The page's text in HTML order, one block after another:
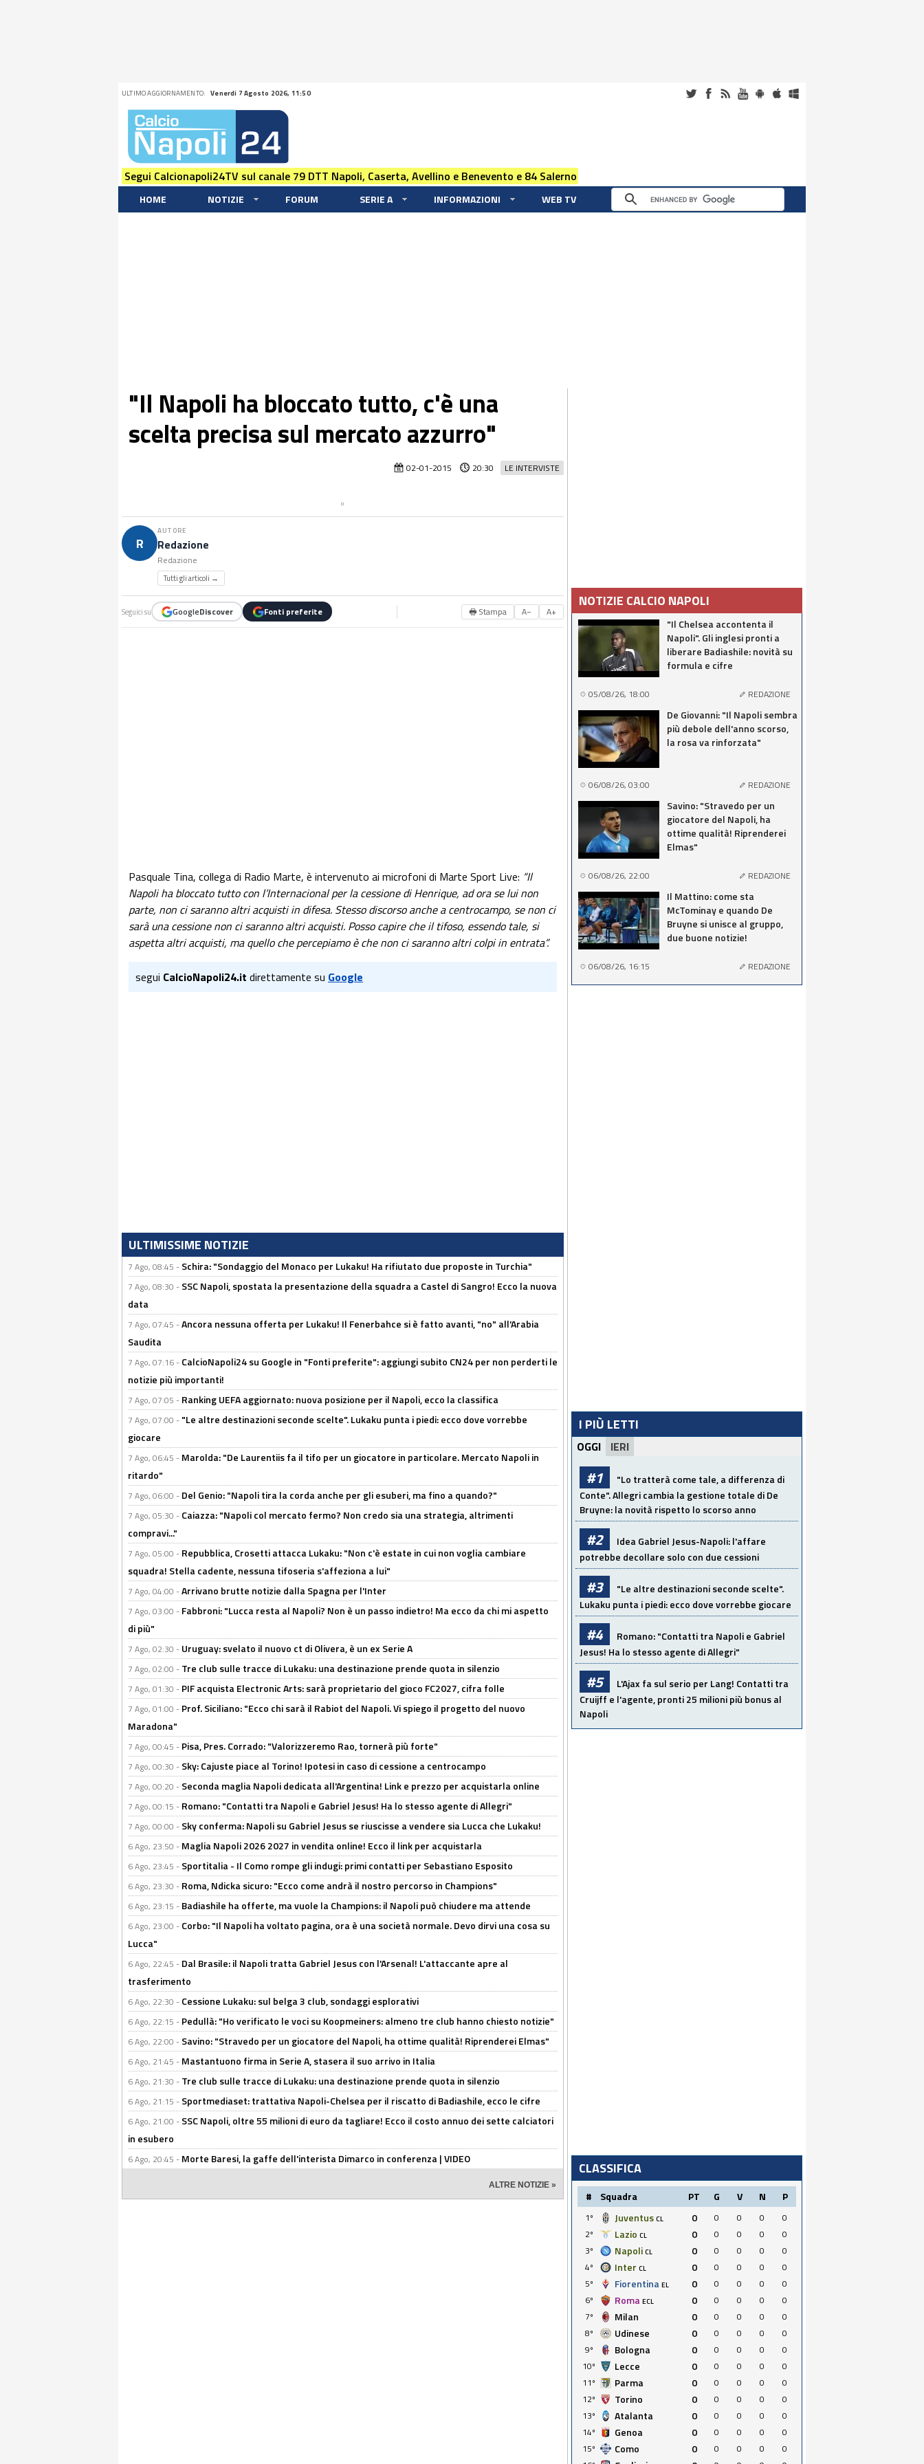
ULTIMO AGGIORNAMENTO: Venerdi 7 Agosto 2026, 11:50
Segui Calcionapoli24TV sul canale 79 DTT Napoli, Caserta, Avellino e Benevento e 84 Salerno
HOME NOTIZIE FORUM SERIE A INFORMAZIONI WEB TV
"Il Napoli ha bloccato tutto, c'è una
scelta precisa sul mercato azzurro"
LE INTERVISTE
02-01-2015 20:30
R
AUTORE
Redazione
Redazione
Tutti gli articoli →
Seguici su GoogleDiscover Fonti preferite 🖶 Stampa A− A+
Pasquale Tina, collega di Radio Marte, è intervenuto ai microfoni di Marte Sport Live: “Il
Napoli ha bloccato tutto con l’Internacional per la cessione di Henrique, ad ora se lui non
parte, non ci saranno altri acquisti in difesa. Stesso discorso anche a centrocampo, se non ci
sarà una cessione non ci saranno altri acquisti. Posso capire che il tifoso, essendo tale, si
aspetta altri acquisti, ma quello che percepiamo è che non ci saranno altri colpi in entrata”.
segui CalcioNapoli24.it direttamente su Google
ULTIMISSIME NOTIZIE
7 Ago, 08:45 - Schira: "Sondaggio del Monaco per Lukaku! Ha rifiutato due proposte in Turchia"
7 Ago, 08:30 - SSC Napoli, spostata la presentazione della squadra a Castel di Sangro! Ecco la nuova
data
7 Ago, 07:45 -Ancora nessuna offerta per Lukaku! Il Fenerbahce si è fatto avanti, "no" all'Arabia
Saudita
7 Ago, 07:16 - CalcioNapoli24 su Google in "Fonti preferite": aggiungi subito CN24 per non perderti le
notizie più importanti!
7 Ago, 07:05 - Ranking UEFA aggiornato: nuova posizione per il Napoli, ecco la classifica
7 Ago, 07:00 - "Le altre destinazioni seconde scelte". Lukaku punta i piedi: ecco dove vorrebbe
giocare
7 Ago, 06:45 - Marolda: "De Laurentiis fa il tifo per un giocatore in particolare. Mercato Napoli in
ritardo"
7 Ago, 06:00 - Del Genio: "Napoli tira la corda anche per gli esuberi, ma fino a quando?"
7 Ago, 05:30 - Caiazza: "Napoli col mercato fermo? Non credo sia una strategia, altrimenti
compravi..."
7 Ago, 05:00 - Repubblica, Crosetti attacca Lukaku: "Non c'è estate in cui non voglia cambiare
squadra! Stella cadente, nessuna tifoseria s'affeziona a lui"
7 Ago, 04:00 -Arrivano brutte notizie dalla Spagna per l'Inter
7 Ago, 03:00 - Fabbroni: "Lucca resta al Napoli? Non è un passo indietro! Ma ecco da chi mi aspetto
di più"
7 Ago, 02:30 - Uruguay: svelato il nuovo ct di Olivera, è un ex Serie A
7 Ago, 02:00 - Tre club sulle tracce di Lukaku: una destinazione prende quota in silenzio
7 Ago, 01:30 - PIF acquista Electronic Arts: sarà proprietario del gioco FC2027, cifra folle
7 Ago, 01:00 - Prof. Siciliano: "Ecco chi sarà il Rabiot del Napoli. Vi spiego il progetto del nuovo
Maradona"
7 Ago, 00:45 - Pisa, Pres. Corrado: "Valorizzeremo Rao, tornerà più forte"
7 Ago, 00:30 - Sky: Cajuste piace al Torino! Ipotesi in caso di cessione a centrocampo
7 Ago, 00:20 - Seconda maglia Napoli dedicata all'Argentina! Link e prezzo per acquistarla online
7 Ago, 00:15 - Romano: "Contatti tra Napoli e Gabriel Jesus! Ha lo stesso agente di Allegri"
7 Ago, 00:00 - Sky conferma: Napoli su Gabriel Jesus se riuscisse a vendere sia Lucca che Lukaku!
6 Ago, 23:50 - Maglia Napoli 2026 2027 in vendita online! Ecco il link per acquistarla
6 Ago, 23:45 - Sportitalia - Il Como rompe gli indugi: primi contatti per Sebastiano Esposito
6 Ago, 23:30 - Roma, Ndicka sicuro: "Ecco come andrà il nostro percorso in Champions"
6 Ago, 23:15 - Badiashile ha offerte, ma vuole la Champions: il Napoli può chiudere ma attende
6 Ago, 23:00 - Corbo: "Il Napoli ha voltato pagina, ora è una società normale. Devo dirvi una cosa su
Lucca"
6 Ago, 22:45 - Dal Brasile: il Napoli tratta Gabriel Jesus con l'Arsenal! L'attaccante apre al
trasferimento
6 Ago, 22:30 - Cessione Lukaku: sul belga 3 club, sondaggi esplorativi
6 Ago, 22:15 - Pedullà: "Ho verificato le voci su Koopmeiners: almeno tre club hanno chiesto notizie"
6 Ago, 22:00 - Savino: "Stravedo per un giocatore del Napoli, ha ottime qualità! Riprenderei Elmas"
6 Ago, 21:45 - Mastantuono firma in Serie A, stasera il suo arrivo in Italia
6 Ago, 21:30 - Tre club sulle tracce di Lukaku: una destinazione prende quota in silenzio
6 Ago, 21:15 - Sportmediaset: trattativa Napoli-Chelsea per il riscatto di Badiashile, ecco le cifre
6 Ago, 21:00 - SSC Napoli, oltre 55 milioni di euro da tagliare! Ecco il costo annuo dei sette calciatori
in esubero
6 Ago, 20:45 - Morte Baresi, la gaffe dell'interista Dimarco in conferenza | VIDEO
ALTRE NOTIZIE »
NOTIZIE CALCIO NAPOLI
"Il Chelsea accontenta il
Napoli". Gli inglesi pronti a
liberare Badiashile: novità su
formula e cifre
05/08/26, 18:00 REDAZIONE
De Giovanni: "Il Napoli sembra
più debole dell'anno scorso,
la rosa va rinforzata"
06/08/26, 03:00 REDAZIONE
Savino: "Stravedo per un
giocatore del Napoli, ha
ottime qualità! Riprenderei
Elmas"
06/08/26, 22:00 REDAZIONE
Il Mattino: come sta
McTominay e quando De
Bruyne si unisce al gruppo,
due buone notizie!
06/08/26, 16:15 REDAZIONE
I PIÙ LETTI
OGGI IERI
#1
"Lo tratterà come tale, a differenza di
Conte". Allegri cambia la gestione totale di De
Bruyne: la novità rispetto lo scorso anno
#2
Idea Gabriel Jesus-Napoli: l'affare
potrebbe decollare solo con due cessioni
#3
"Le altre destinazioni seconde scelte".
Lukaku punta i piedi: ecco dove vorrebbe giocare
#4
Romano: "Contatti tra Napoli e Gabriel
Jesus! Ha lo stesso agente di Allegri"
#5
L'Ajax fa sul serio per Lang! Contatti tra
Cruijff e l'agente, pronti 25 milioni più bonus al
Napoli
CLASSIFICA
# Squadra PT G V N P
1º Juventus CL 0 0 0 0
0
2º
Lazio CL 0 0 0 0
0
3º
Napoli CL 0 0 0 0
0
4º
Inter CL 0 0 0 0
0
5º
Fiorentina EL 0 0 0 0
0
6º
Roma ECL 0 0 0 0
0
7º
Milan 0 0 0 0
0
8º
Udinese 0 0 0 0
0
9º
Bologna 0 0 0 0
0
10º
Lecce 0 0 0 0
0
11º
Parma 0 0 0 0
0
12º
Torino 0 0 0 0
0
13º
Atalanta 0 0 0 0
0
14º
Genoa 0 0 0 0
0
15º
Como 0 0 0 0
0